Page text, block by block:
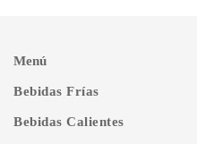
Menú
Bebidas Frías
Bebidas Calientes